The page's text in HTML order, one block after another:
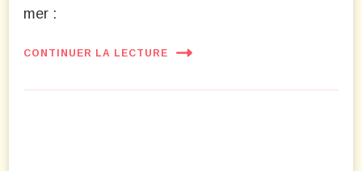
mer :
CONTINUER LA LECTURE